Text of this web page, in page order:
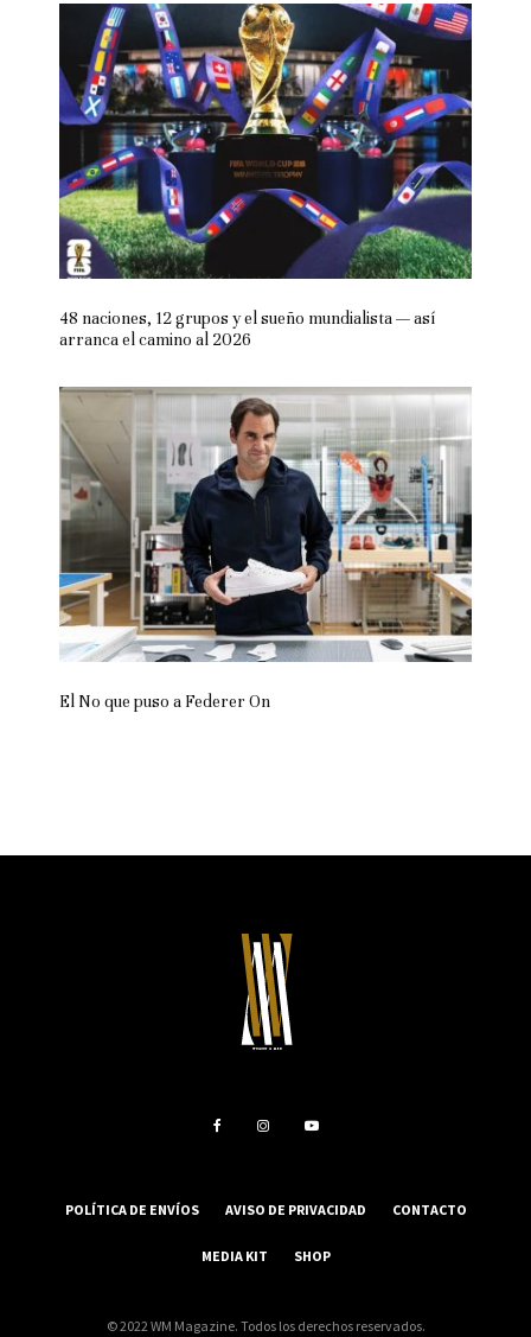
48 naciones, 12 grupos y el sueño mundialista — así
arranca el camino al 2026
El No que puso a Federer On
POLÍTICA DE ENVÍOS AVISO DE PRIVACIDAD CONTACTO
MEDIA KIT SHOP
© 2022 WM Magazine. Todos los derechos reservados.